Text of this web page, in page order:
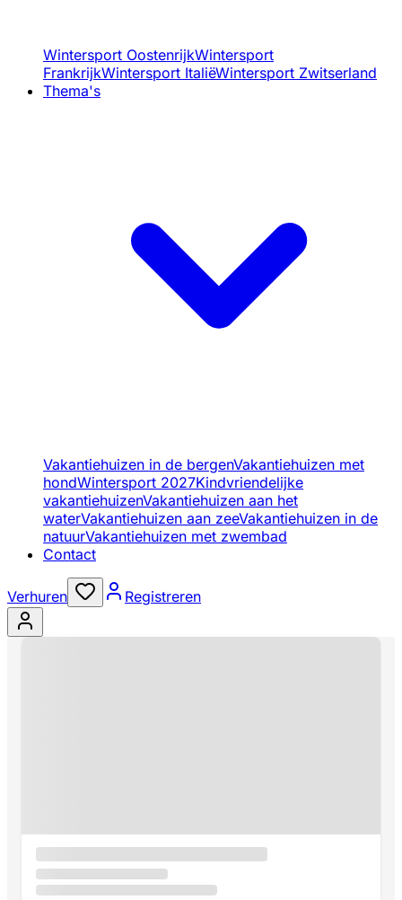
Wintersport OostenrijkWintersport
FrankrijkWintersport ItaliëWintersport Zwitserland
Thema's
Vakantiehuizen in de bergenVakantiehuizen met
hondWintersport 2027Kindvriendelijke
vakantiehuizenVakantiehuizen aan het
waterVakantiehuizen aan zeeVakantiehuizen in de
natuurVakantiehuizen met zwembad
Contact
Verhuren Registreren